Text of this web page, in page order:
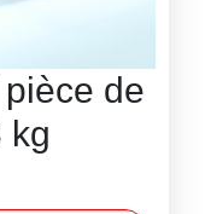
de
kg